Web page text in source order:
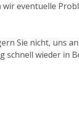
eventuelle
Sie nicht, uns
schnell wieder in